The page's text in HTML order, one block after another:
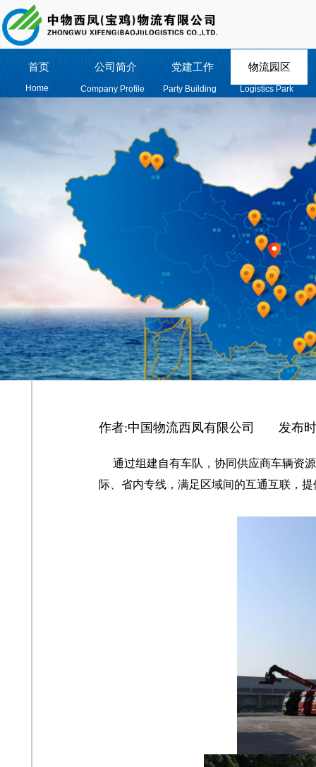
Party Building Logistics Park
Home Company Profile
首页 公司简介 党建工作 物流园区
作者:中国物流西凤有限公司 发布
通过组建自有车队，协同供应商车辆资
际、省内专线，满足区域间的互通互联，